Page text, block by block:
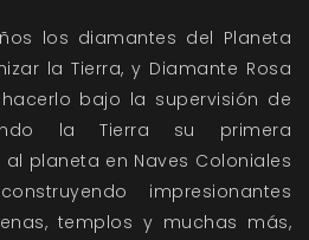
los diamantes del Planeta
la Tierra, y Diamante Rosa
bajo la supervisión de
la Tierra su primera
planeta en Naves Coloniales
impresionantes
templos y muchas más,